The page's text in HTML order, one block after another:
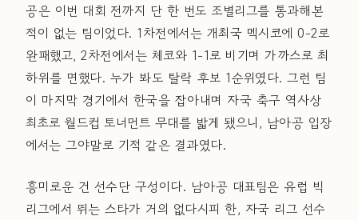
공은 이번 대회 전까지 단 한 번도 조별리그를 통과해본
적이 없는 팀이었다. 1차전에서는 개최국 멕시코에 0-2로
완패했고, 2차전에서는 체코와 1-1로 비기며 가까스로 최
하위를 면했다. 누가 봐도 탈락 후보 1순위였다. 그런 팀
이 마지막 경기에서 한국을 잡아내며 자국 축구 역사상
최초로 월드컵 토너먼트 무대를 밟게 됐으니, 남아공 입장
에서는 그야말로 기적 같은 결과였다.
흥미로운 건 선수단 구성이다. 남아공 대표팀은 유럽 빅
리그에서 뛰는 스타가 거의 없다시피 한, 자국 리그 선수